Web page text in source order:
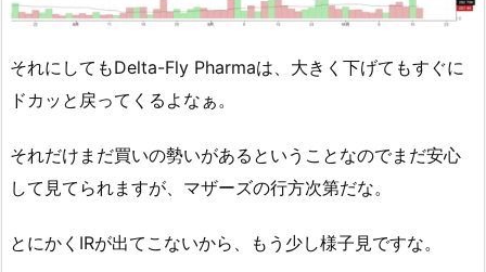
それにしてもDelta-Fly Pharmaは、大きく下げてもすぐに
ドカッと戻ってくるよなぁ。
それだけまだ買いの勢いがあるということなのでまだ安心
して見てられますが、マザーズの行方次第だな。
とにかくIRが出てこないから、もう少し様子見ですな。